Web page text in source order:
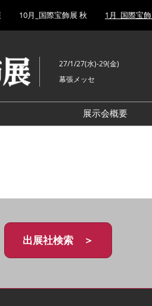
10月_国際宝飾展 秋 1月_国際宝
27/1/27(水)-29(金)
幕張メッセ
展示会概要
出展社検索 ＞